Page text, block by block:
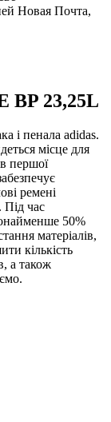
Новая Почта,
BP 23,25L
і пенала adidas.
місце для
першої
ремені
Під час
50%
матеріалів,
кількість
а також